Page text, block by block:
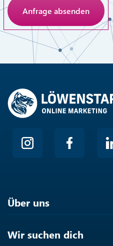
Anti-Roboter-Verifizierung
Hier klicken
Über uns
Wir suchen dich